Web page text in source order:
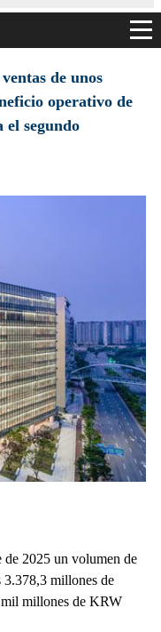
de unos
operativo de
el segundo
de 2025 un volumen de
millones de
millones de KRW